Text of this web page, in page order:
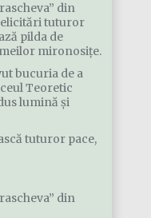
din
tuturor
pilda de
mironosițe.
bucuria de a
Teoretic
lumină și
tuturor pace,
din